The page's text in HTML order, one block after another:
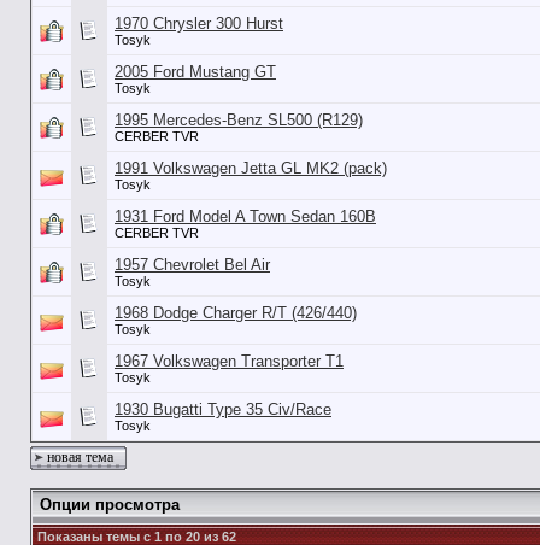
1970 Chrysler 300 Hurst
Tosyk
2005 Ford Mustang GT
Tosyk
1995 Mercedes-Benz SL500 (R129)
CERBER TVR
1991 Volkswagen Jetta GL MK2 (pack)
Tosyk
1931 Ford Model A Town Sedan 160B
CERBER TVR
1957 Chevrolet Bel Air
Tosyk
1968 Dodge Charger R/T (426/440)
Tosyk
1967 Volkswagen Transporter T1
Tosyk
1930 Bugatti Type 35 Civ/Race
Tosyk
новая тема
Опции просмотра
Показаны темы с 1 по 20 из 62